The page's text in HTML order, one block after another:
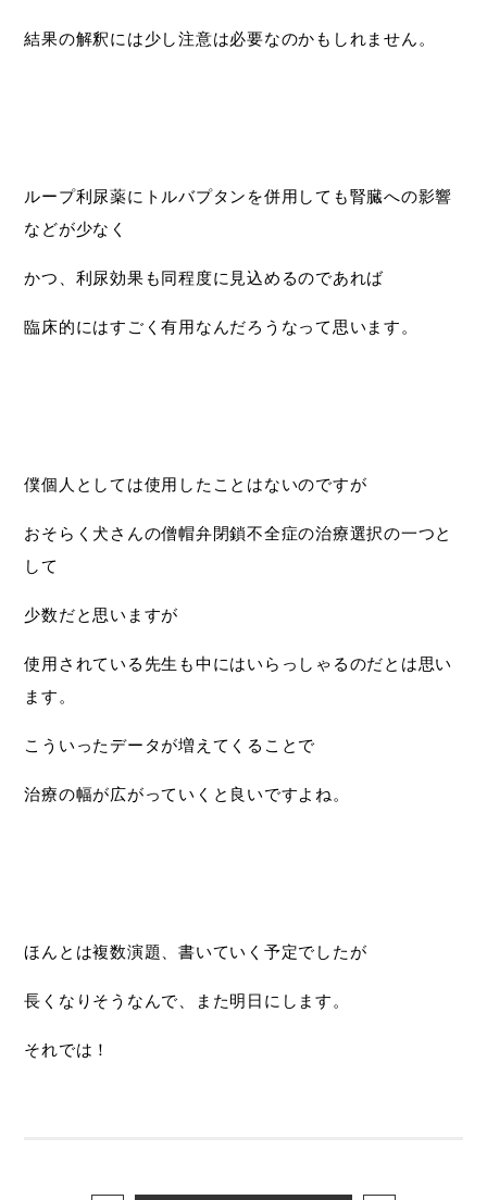
結果の解釈には少し注意は必要なのかもしれません。
ループ利尿薬にトルバプタンを併用しても腎臓への影響
などが少なく
かつ、利尿効果も同程度に見込めるのであれば
臨床的にはすごく有用なんだろうなって思います。
僕個人としては使用したことはないのですが
おそらく犬さんの僧帽弁閉鎖不全症の治療選択の一つと
して
少数だと思いますが
使用されている先生も中にはいらっしゃるのだとは思い
ます。
こういったデータが増えてくることで
治療の幅が広がっていくと良いですよね。
ほんとは複数演題、書いていく予定でしたが
長くなりそうなんで、また明日にします。
それでは！